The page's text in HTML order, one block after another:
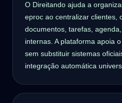
O Direitando ajuda a
eproc ao centralizar clientes,
documentos, tarefas,
internas. A plataforma apoia
sem substituir sistemas
integração automática